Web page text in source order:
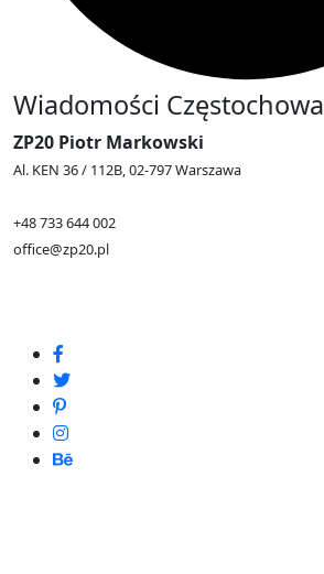
Wiadomości Częstochowa
ZP20 Piotr Markowski
Al. KEN 36 / 112B, 02-797 Warszawa
+48 733 644 002
office@zp20.pl